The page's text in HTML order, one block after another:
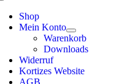
Shop
Mein Konto
Warenkorb
Downloads
Widerruf
Kortizes Website
AGB